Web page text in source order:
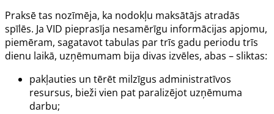
Praksē tas nozīmēja, ka nodokļu maksātājs atradās
spīlēs. Ja VID pieprasīja nesamērīgu informācijas apjomu,
piemēram, sagatavot tabulas par trīs gadu periodu trīs
dienu laikā, uzņēmumam bija divas izvēles, abas – sliktas:
pakļauties un tērēt milzīgus administratīvos
resursus, bieži vien pat paralizējot uzņēmuma
darbu;